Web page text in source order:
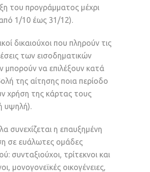
του προγράμματος μέχρι
1/10 έως 31/12).
δικαιούχοι που πληρούν τις
των εισοδηματικών
μπορούν να επιλέξουν κατά
της αίτησης ποια περίοδο
χρήση της κάρτας τους
υψηλή).
συνεχίζεται η επαυξημένη
σε ευάλωτες ομάδες
συνταξιούχοι, τρίτεκνοι και
μονογονεϊκές οικογένειες,